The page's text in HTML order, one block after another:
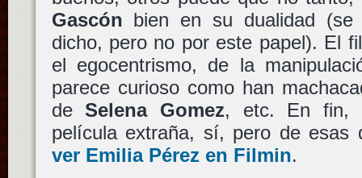
Gascón bien en su dualidad
dicho, pero no por este papel). El
el egocentrismo, de la
parece curioso como han
deSelena Gomez, etc. En fin,
película extraña, sí, pero de esas
ver Emilia Pérezen Filmin.